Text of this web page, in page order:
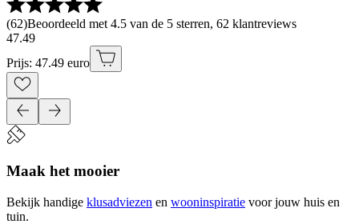
(62)Beoordeeld met 4.5 van de 5 sterren, 62 klantreviews
47.49
Prijs: 47.49 euro
Maak het mooier
Bekijk handige klusadviezen en wooninspiratie voor jouw huis en
tuin.